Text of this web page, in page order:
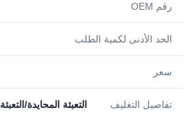
رقم OEM
الحد الأدنى لكمية الطلب
سعر
تفاصيل التغليف التعبئة المحايدة/التعبئة WNRLN/التعبئة المخصصة